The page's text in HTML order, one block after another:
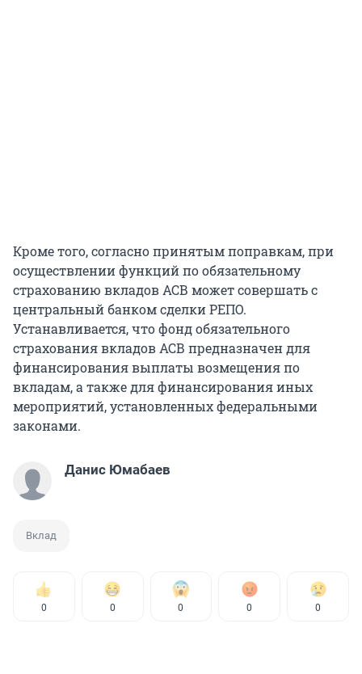
Кроме того, согласно принятым поправкам, при
осуществлении функций по обязательному
страхованию вкладов АСВ может совершать с
центральный банком сделки РЕПО.
Устанавливается, что фонд обязательного
страхования вкладов АСВ предназначен для
финансирования выплаты возмещения по
вкладам, а также для финансирования иных
мероприятий, установленных федеральными
законами.
Данис Юмабаев
Вклад
0 0 0 0 0